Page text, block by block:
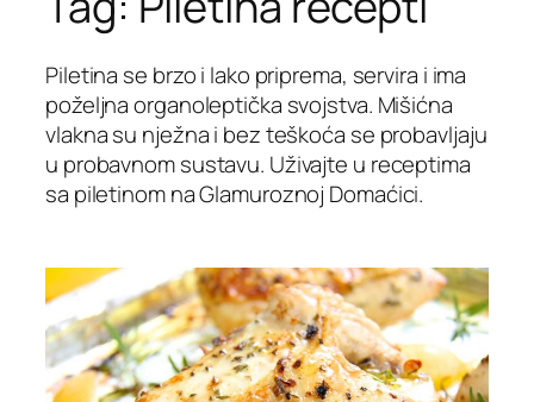
Piletina se brzo i lako priprema, servira i ima
poželjna organoleptička svojstva. Mišićna
vlakna su nježna i bez teškoća se probavljaju
u probavnom sustavu. Uživajte u receptima
sa piletinom na Glamuroznoj Domaćici.